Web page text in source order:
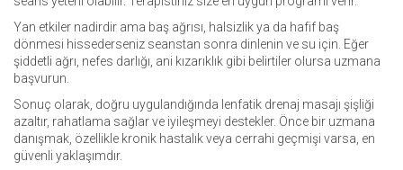
Yan etkiler nadirdir ama baş ağrısı, halsizlik ya da hafif baş
dönmesi hissederseniz seanstan sonra dinlenin ve su için. Eğer
şiddetli ağrı, nefes darlığı, ani kızarıklık gibi belirtiler olursa uzmana
başvurun.
Sonuç olarak, doğru uygulandığında lenfatik drenaj masajı şişliği
azaltır, rahatlama sağlar ve iyileşmeyi destekler. Önce bir uzmana
danışmak, özellikle kronik hastalık veya cerrahi geçmişi varsa, en
güvenli yaklaşımdır.